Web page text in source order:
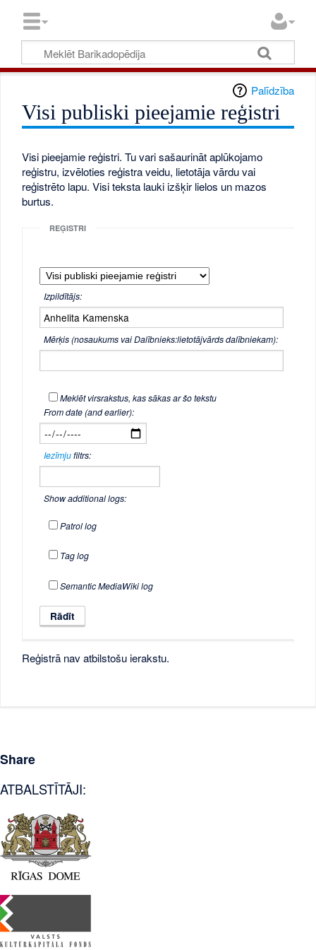
Palīdzība
Visi publiski pieejamie reģistri
Visi pieejamie reģistri. Tu vari sašaurināt aplūkojamo
reģistru, izvēloties reģistra veidu, lietotāja vārdu vai
reģistrēto lapu. Visi teksta lauki izšķir lielos un mazos
burtus.
REĢISTRI
Izpildītājs:
Mērķis (nosaukums vai Dalībnieks:lietotājvārds dalībniekam):
Meklēt virsrakstus, kas sākas ar šo tekstu
From date (and earlier):
Iezīmjufiltrs:
Show additional logs:
Patrol log
Tag log
Semantic MediaWiki log
Reģistrā nav atbilstošu ierakstu.
Share
ATBALSTĪTĀJI: